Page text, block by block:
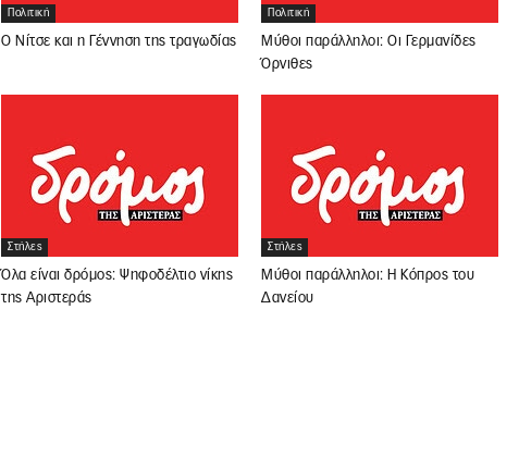
Πολιτική
O Nίτσε και η Γέννηση της τραγωδίας
Πολιτική
Μύθοι παράλληλοι: Οι Γερμανίδες
Όρνιθες
Στήλες
Όλα είναι δρόμος: Ψηφοδέλτιο νίκης
της Αριστεράς
Στήλες
Μύθοι παράλληλοι: Η Κόπρος του
Δανείου